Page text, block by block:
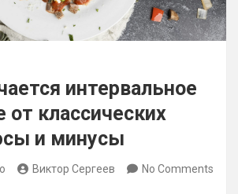
интервальное
от классических
и минусы
Виктор Сергеев No Comments